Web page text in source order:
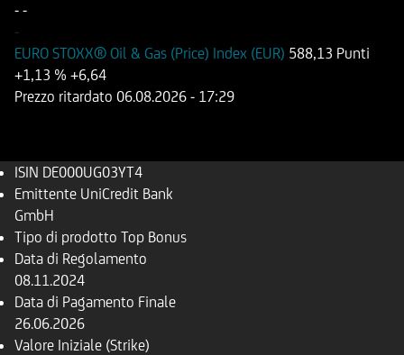
- -
-
EURO STOXX® Oil & Gas (Price) Index (EUR) 588,13 Punti
+1,13 % +6,64
Prezzo ritardato 06.08.2026 - 17:29
ISIN DE000UG03YT4
Emittente UniCredit Bank
GmbH
Tipo di prodotto Top Bonus
Data di Regolamento
08.11.2024
Data di Pagamento Finale
26.06.2026
Valore Iniziale (Strike)